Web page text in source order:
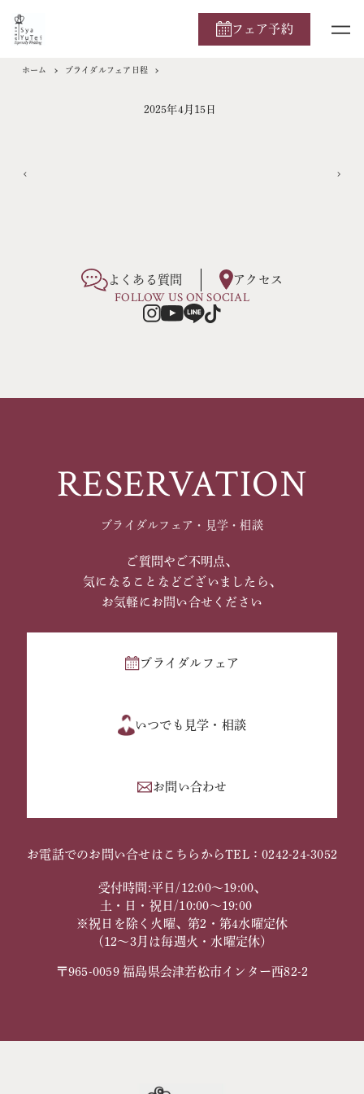
フェア予約
ホーム ブライダルフェア日程
2025年4月15日
よくある質問 アクセス
FOLLOW US ON SOCIAL
RESERVATION
ブライダルフェア・見学・相談
ご質問やご不明点、
気になることなどございましたら、
お気軽にお問い合せください
ブライダルフェア
いつでも見学・相談
お問い合わせ
お電話でのお問い合せはこちらからTEL：0242-24-3052
受付時間:平日/12:00～19:00、
土・日・祝日/10:00～19:00
※祝日を除く火曜、第2・第4水曜定休
（12～3月は毎週火・水曜定休）
〒965-0059 福島県会津若松市インター西82-2